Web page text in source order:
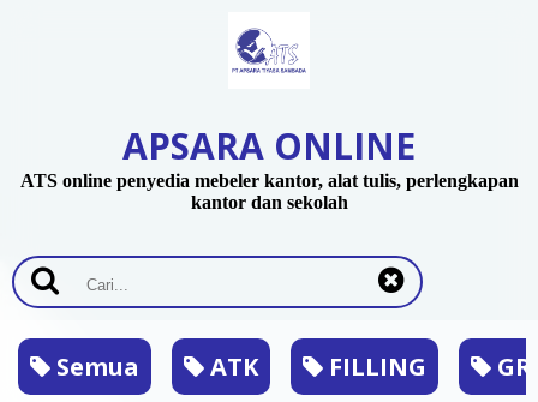
APSARA ONLINE
ATS online penyedia mebeler kantor, alat tulis, perlengkapan
kantor dan sekolah
Semua ATK FILLING